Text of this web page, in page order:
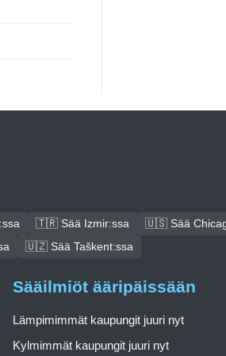
🇹🇷 Sää Izmir:ssa
🇺🇸 Sää
🇺🇿 Sää Taškent:ssa
Sääilmiöt ääripäissään
Lämpimimmät kaupungit juuri nyt
Kylmimmät kaupungit juuri nyt